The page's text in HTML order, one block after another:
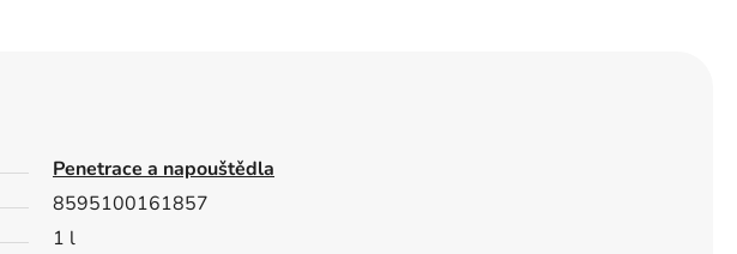
Penetrace a napouštědla
8595100161857
1 l